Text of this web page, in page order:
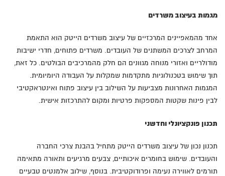
מגמות בעיצוב משרדים
אחד מהמאפיינים המרכזיים של עיצוב משרדים הייטק הוא התאמת
המרחב לצרכים המשתנים של העובדים. משרדים פתוחים, חדרי ישיבות
מודולריים ואזורי מנוחה מגוונים הם חלק מהמרכיבים הבולטים. כל זאת,
תוך שימוש בטכנולוגיות מתקדמות שמקלות על העבודה היומיומית.
המגמות האחרונות מצביעות על השילוב בין עיצוב פתוח ואינטראקטיבי
לבין פינות שקטות המספקות פרטיות ומקום להתרכזות אישית.
תכנון פונקציונלי וחדשני
תכנון נכון של עיצוב משרדים הייטק מתחיל בהבנת צרכי החברה
והעובדים. שימוש בחומרים איכותיים, צבעים מרגיעים ותאורה מתאימה
תורמים לאווירה נעימה ופרודוקטיבית. בנוסף, שילוב אלמנטים טבעיים